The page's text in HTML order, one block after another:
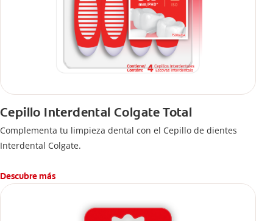
Cepillo Interdental Colgate Total
Complementa tu limpieza dental con el Cepillo de dientes
Interdental Colgate.
Descubre más